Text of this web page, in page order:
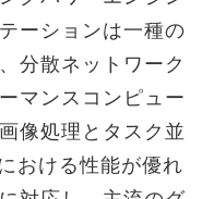
ーションは一種の
分散ネットワーク
マンスコンピュー
像処理とタスク並
おける性能が優れ